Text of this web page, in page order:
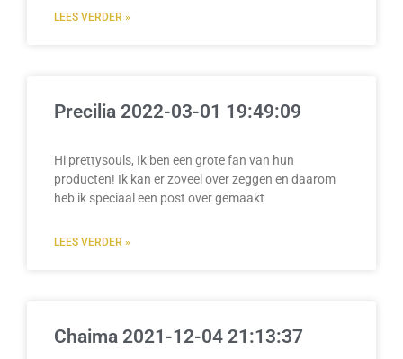
LEES VERDER »
Precilia 2022-03-01 19:49:09
Hi prettysouls, Ik ben een grote fan van hun
producten! Ik kan er zoveel over zeggen en daarom
heb ik speciaal een post over gemaakt
LEES VERDER »
Chaima 2021-12-04 21:13:37